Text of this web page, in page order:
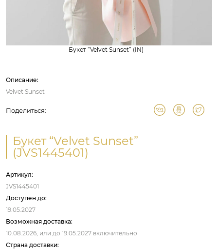
Букет “Velvet Sunset” (IN)
Описание:
Velvet Sunset
Поделиться:
Букет “Velvet Sunset”
(JVS1445401)
Артикул:
JVS1445401
Доступен до:
19.05.2027
Возможная доставка:
10.08.2026, или до 19.05.2027 включительно
Страна доставки: